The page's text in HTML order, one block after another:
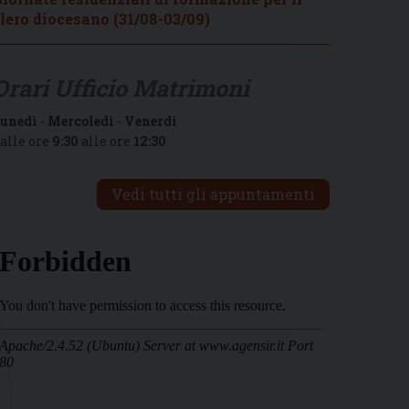
diocesano (31/08-03/09)
- Mercoledì - Venerdì
ore 9:30 alle ore 12:30
Vedi tutti gli appuntamenti